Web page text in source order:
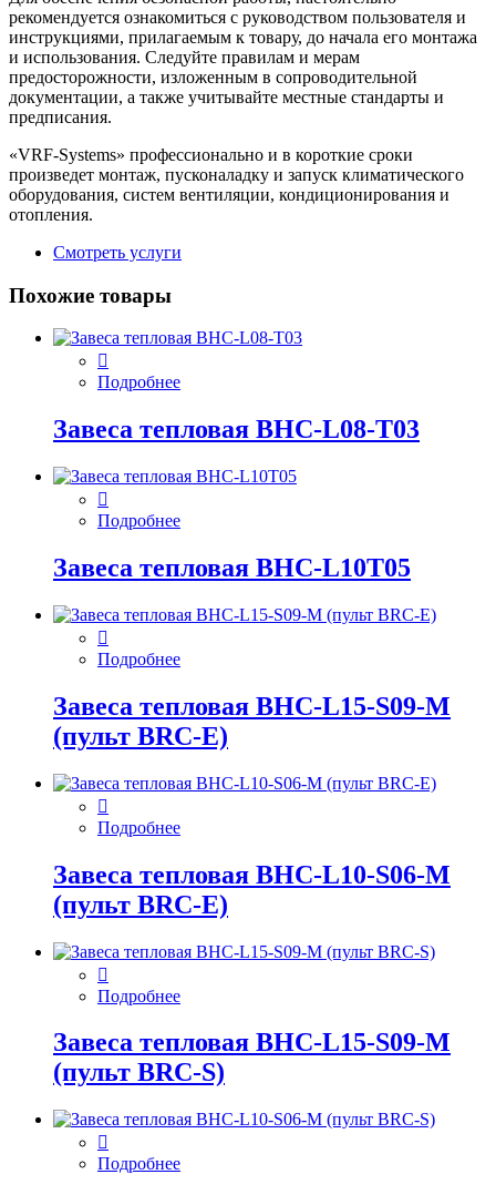
рекомендуется ознакомиться с руководством пользователя и
инструкциями, прилагаемым к товару, до начала его монтажа
и использования. Следуйте правилам и мерам
предосторожности, изложенным в сопроводительной
документации, а также учитывайте местные стандарты и
предписания.
«VRF-Systems» профессионально и в короткие сроки
произведет монтаж, пусконаладку и запуск климатического
оборудования, систем вентиляции, кондиционирования и
отопления.
Смотреть услуги
Похожие товары
Подробнее
Завеса тепловая BHC-L08-T03
Подробнее
Завеса тепловая BHC-L10T05
Подробнее
Завеса тепловая BHC-L15-S09-M
(пульт BRC-E)
Подробнее
Завеса тепловая BHC-L10-S06-M
(пульт BRC-E)
Подробнее
Завеса тепловая BHC-L15-S09-M
(пульт BRC-S)
Подробнее